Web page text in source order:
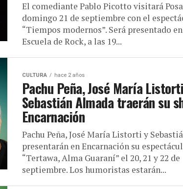
El comediante Pablo Picotto visitará
domingo 21 de septiembre con el
“Tiempos modernos”. Será presentado
Escuela de Rock, a las 19...
CULTURA hace 2 años
Pachu Peña, José María
Sebastián Almada traerán su
Encarnación
Pachu Peña, José María Listorti y
presentarán en Encarnación su
“Tertawa, Alma Guaraní” el 20, 21 y 22 de
septiembre. Los humoristas estarán...